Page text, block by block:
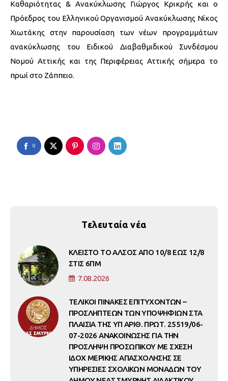
Καθαριότητας & Ανακύκλωσης Γιώργος Κρικρής και ο
Πρόεδρος του Ελληνικού Οργανισμού Ανακύκλωσης Νίκος
Χιωτάκης στην παρουσίαση των νέων προγραμμάτων
ανακύκλωσης του Ειδικού Διαβαθμιδικού Συνδέσμου
Νομού Αττικής και της Περιφέρειας Αττικής σήμερα το
πρωί στο Ζάππειο.
0
Τελευταία νέα
ΚΛΕΙΣΤΟ ΤΟ ΑΛΣΟΣ ΑΠΟ 10/8 ΕΩΣ 12/8
ΣΤΙΣ 6ΠΜ
7.08.2026
ΤΕΛΙΚΟΙ ΠΙΝΑΚΕΣ ΕΠΙΤΥΧΟΝΤΩΝ –
ΠΡΟΣΛΗΠΤΕΩΝ ΤΩΝ ΥΠΟΨΗΦΙΩΝ ΣΤΑ
ΠΛΑΙΣΙΑ ΤΗΣ ΥΠ ΑΡΙΘ. ΠΡΩΤ. 25519/06-
07-2026 ΑΝΑΚΟΙΝΩΣΗΣ ΓΙΑ ΤΗΝ
ΠΡΟΣΛΗΨΗ ΠΡΟΣΩΠΙΚΟΥ ΜΕ ΣΧΕΣΗ
ΙΔΟΧ ΜΕΡΙΚΗΣ ΑΠΑΣΧΟΛΗΣΗΣ ΣΕ
ΥΠΗΡΕΣΙΕΣ ΣΧΟΛΙΚΩΝ ΜΟΝΑΔΩΝ ΤΟΥ